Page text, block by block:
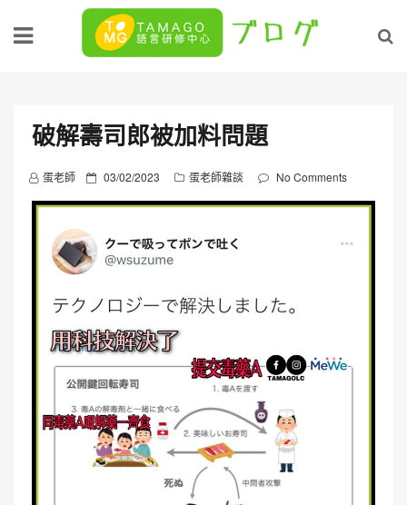
破解壽司郎被加料問題
蛋老師
P
o
t
o
n
03/02/2023 蛋老師雜談 No Comments